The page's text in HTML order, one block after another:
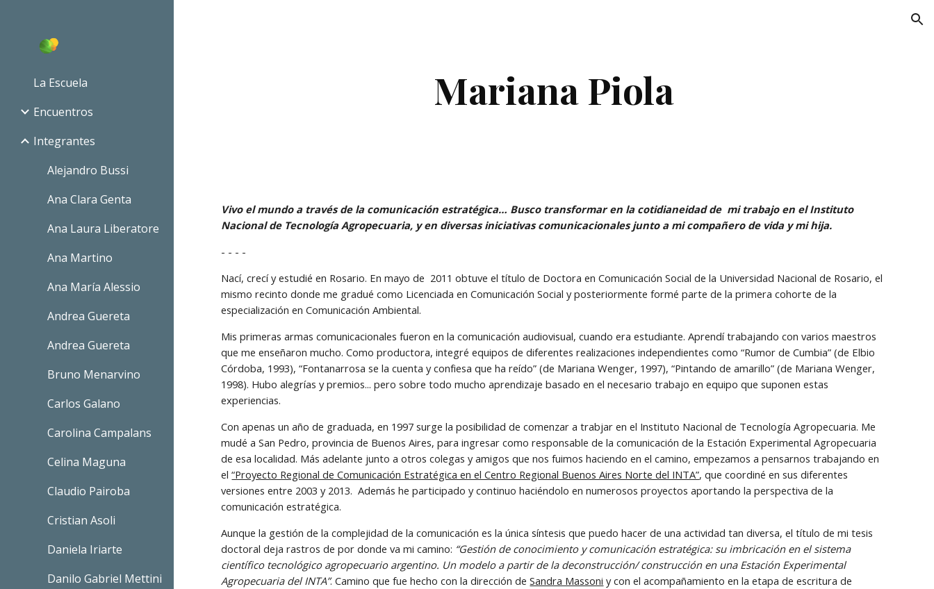
La Escuela
Encuentros
Integrantes
Alejandro Bussi
Ana Clara Genta
Ana Laura Liberatore
Ana Martino
Ana María Alessio
Andrea Guereta
Andrea Guereta
Bruno Menarvino
Carlos Galano
Carolina Campalans
Celina Maguna
Claudio Pairoba
Cristian Asoli
Daniela Iriarte
Danilo Gabriel Mettini
Mariana Piola
Vivo el mundo a través de la comunicación estratégica… Busco transformar en la cotidianeidad de  mi trabajo en el Instituto
Nacional de Tecnología Agropecuaria, y en diversas iniciativas comunicacionales junto a mi compañero de vida y mi hija.
- - - -
Nací, crecí y estudié en Rosario. En mayo de  2011 obtuve el título de Doctora en Comunicación Social de la Universidad Nacional de Rosario, el
mismo recinto donde me gradué como Licenciada en Comunicación Social y posteriormente formé parte de la primera cohorte de la
especialización en Comunicación Ambiental.
Mis primeras armas comunicacionales fueron en la comunicación audiovisual, cuando era estudiante. Aprendí trabajando con varios maestros
que me enseñaron mucho. Como productora, integré equipos de diferentes realizaciones independientes como “Rumor de Cumbia” (de Elbio
Córdoba, 1993), “Fontanarrosa se la cuenta y confiesa que ha reído” (de Mariana Wenger, 1997), “Pintando de amarillo” (de Mariana Wenger,
1998). Hubo alegrías y premios... pero sobre todo mucho aprendizaje basado en el necesario trabajo en equipo que suponen estas
experiencias.
Con apenas un año de graduada, en 1997 surge la posibilidad de comenzar a trabjar en el Instituto Nacional de Tecnología Agropecuaria. Me
mudé a San Pedro, provincia de Buenos Aires, para ingresar como responsable de la comunicación de la Estación Experimental Agropecuaria
de esa localidad. Más adelante junto a otros colegas y amigos que nos fuimos haciendo en el camino, empezamos a pensarnos trabajando en
el “Proyecto Regional de Comunicación Estratégica en el Centro Regional Buenos Aires Norte del INTA”, que coordiné en sus diferentes
versiones entre 2003 y 2013.  Además he participado y continuo haciéndolo en numerosos proyectos aportando la perspectiva de la
comunicación estratégica.
Aunque la gestión de la complejidad de la comunicación es la única síntesis que puedo hacer de una actividad tan diversa, el título de mi tesis
doctoral deja rastros de por donde va mi camino: “Gestión de conocimiento y comunicación estratégica: su imbricación en el sistema
científico tecnológico agropecuario argentino. Un modelo a partir de la deconstrucción/ construcción en una Estación Experimental
Agropecuaria del INTA”. Camino que fue hecho con la dirección de Sandra Massoni y con el acompañamiento en la etapa de escritura de